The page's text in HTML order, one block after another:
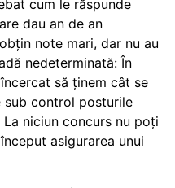
cum le răspunde
dau an de an
note mari, dar nu au
nedeterminată: În
să ținem cât se
sub control posturile
niciun concurs nu poți
asigurarea unui